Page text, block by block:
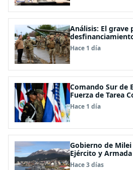
Análisis: El grave
Nacional
Hace 1 día
Comando Sur de
Fuerza de Tarea
Occidental:
Hace 1 día
Gobierno de
Ejército y
Ushuaia
Hace 3 días